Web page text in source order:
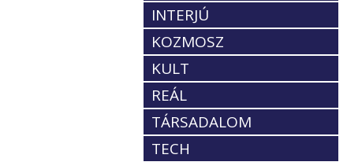
INTERJÚ
KOZMOSZ
KULT
REÁL
TÁRSADALOM
TECH